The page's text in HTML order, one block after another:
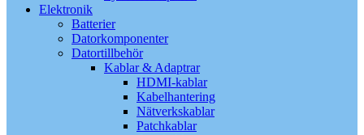
Elektronik
Batterier
Datorkomponenter
Datortillbehör
Kablar & Adaptrar
HDMI-kablar
Kabelhantering
Nätverkskablar
Patchkablar